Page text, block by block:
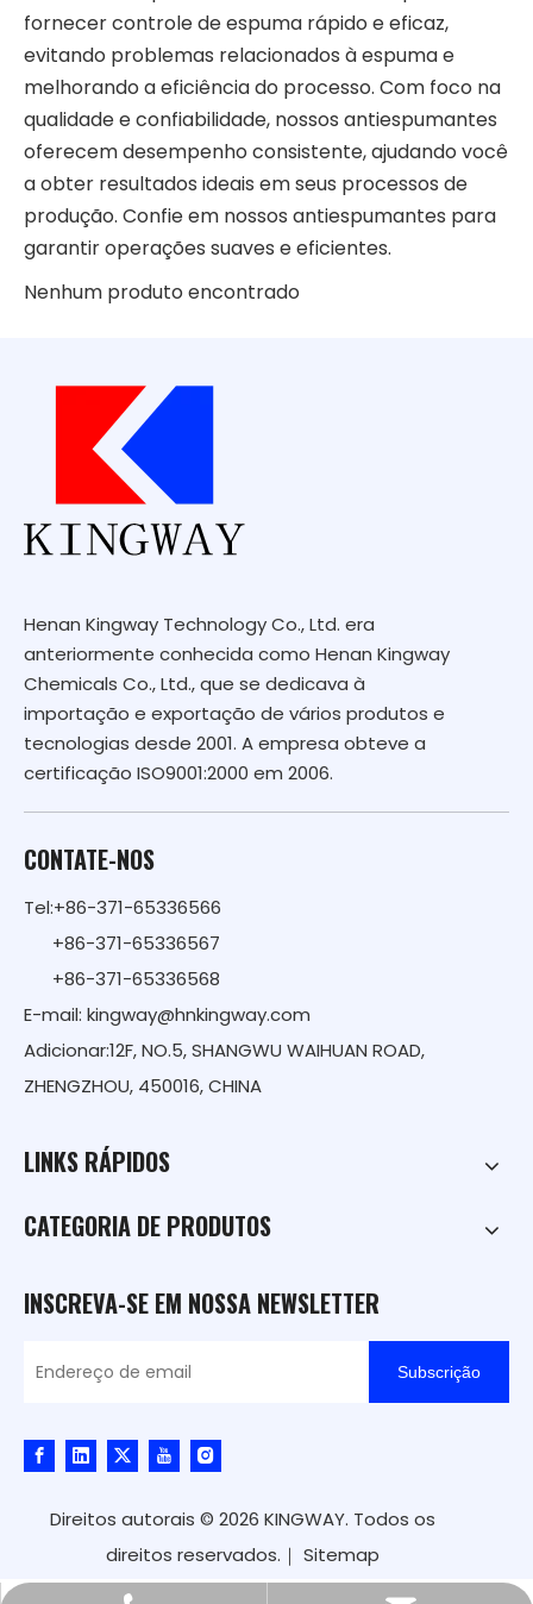
fornecer controle de espuma rápido e eficaz,
evitando problemas relacionados à espuma e
melhorando a eficiência do processo. Com foco na
qualidade e confiabilidade, nossos antiespumantes
oferecem desempenho consistente, ajudando você
a obter resultados ideais em seus processos de
produção. Confie em nossos antiespumantes para
garantir operações suaves e eficientes.
Nenhum produto encontrado
Henan Kingway Technology Co., Ltd. era
anteriormente conhecida como Henan Kingway
Chemicals Co., Ltd., que se dedicava à
importação e exportação de vários produtos e
tecnologias desde 2001. A empresa obteve a
certificação ISO9001:2000 em 2006.
CONTATE-NOS
Tel:+86-371-65336566
+86-371-65336567
+86-371-65336568
E-mail: kingway@hnkingway.com
Adicionar:12F, NO.5, SHANGWU WAIHUAN ROAD,
ZHENGZHOU, 450016, CHINA
LINKS RÁPIDOS
CATEGORIA DE PRODUTOS
INSCREVA-SE EM NOSSA NEWSLETTER
Subscrição
Direitos autorais © 2026 KINGWAY. Todos os
direitos reservados.｜ Sitemap